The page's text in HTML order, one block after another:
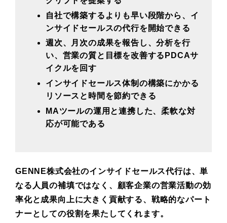
自社で構築するよりも早い段階から、イ
ンサイドセールスの代行を開始できる
週次、月次の成果を報告し、分析を行
い、営業の質と目標を改善するPDCAサ
イクルを回す
インサイドセールス体制の構築にかかる
リソースと時間を節約できる
MAツールの運用と連携した、柔軟な対
応が可能である
GENNE株式会社のインサイドセールス代行は、単
なる人員の補填ではなく、顧客企業の営業活動の効
率化と成果向上に大きく貢献する、戦略的なパート
ナーとしての役割を果たしてくれます。